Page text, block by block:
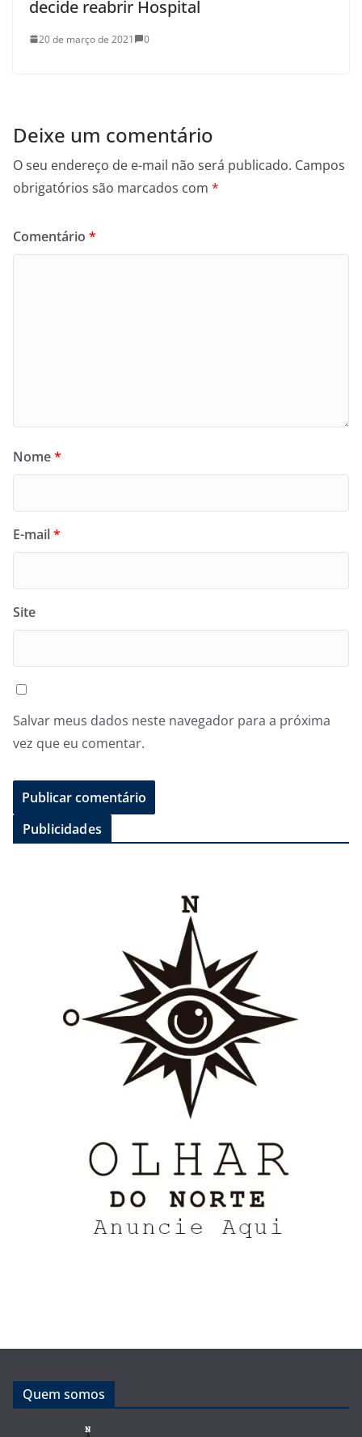
decide reabrir Hospital
20 de março de 2021 0
Deixe um comentário
O seu endereço de e-mail não será publicado. Campos
obrigatórios são marcados com *
Comentário *
Nome*
E-mail*
Site
Salvar meus dados neste navegador para a próxima
vez que eu comentar.
Publicidades
Quem somos